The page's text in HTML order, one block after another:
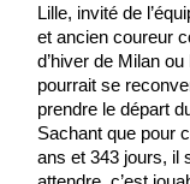
Lille, invité de
et ancien coureur
d’hiver de Milan
pourrait se
prendre le départ
Sachant que pour
ans et 343 jours, il